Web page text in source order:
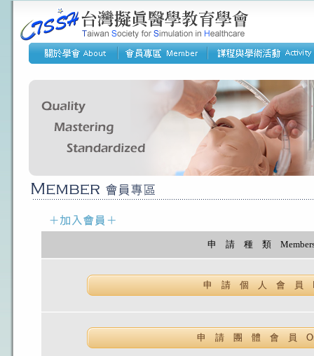
申 請 種 類
申 請 個 人 會 員
申 請 團 體 會 員